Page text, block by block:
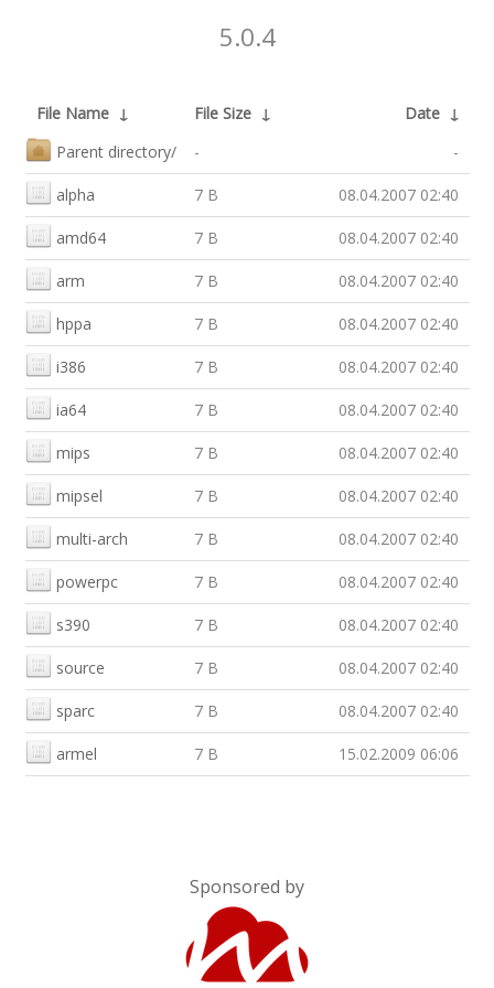
5.0.4
File Name ↓ File Size ↓ Date ↓
Parent directory/
- -
alpha 7 B 08.04.2007 02:40
amd64 7 B 08.04.2007 02:40
arm 7 B 08.04.2007 02:40
hppa 7 B 08.04.2007 02:40
i386 7 B 08.04.2007 02:40
ia64 7 B 08.04.2007 02:40
mips 7 B 08.04.2007 02:40
mipsel 7 B 08.04.2007 02:40
multi-arch 7 B 08.04.2007 02:40
powerpc 7 B 08.04.2007 02:40
s390 7 B 08.04.2007 02:40
source 7 B 08.04.2007 02:40
sparc 7 B 08.04.2007 02:40
armel 7 B 15.02.2009 06:06
Sponsored by